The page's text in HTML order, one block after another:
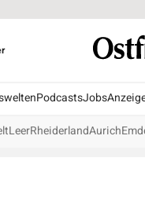
PodcastsJobs
LeerRheiderlandAurich